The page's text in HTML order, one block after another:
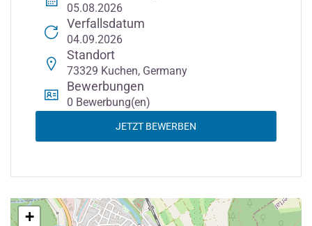
05.08.2026
Verfallsdatum
04.09.2026
Standort
73329 Kuchen, Germany
Bewerbungen
0 Bewerbung(en)
JETZT BEWERBEN
+